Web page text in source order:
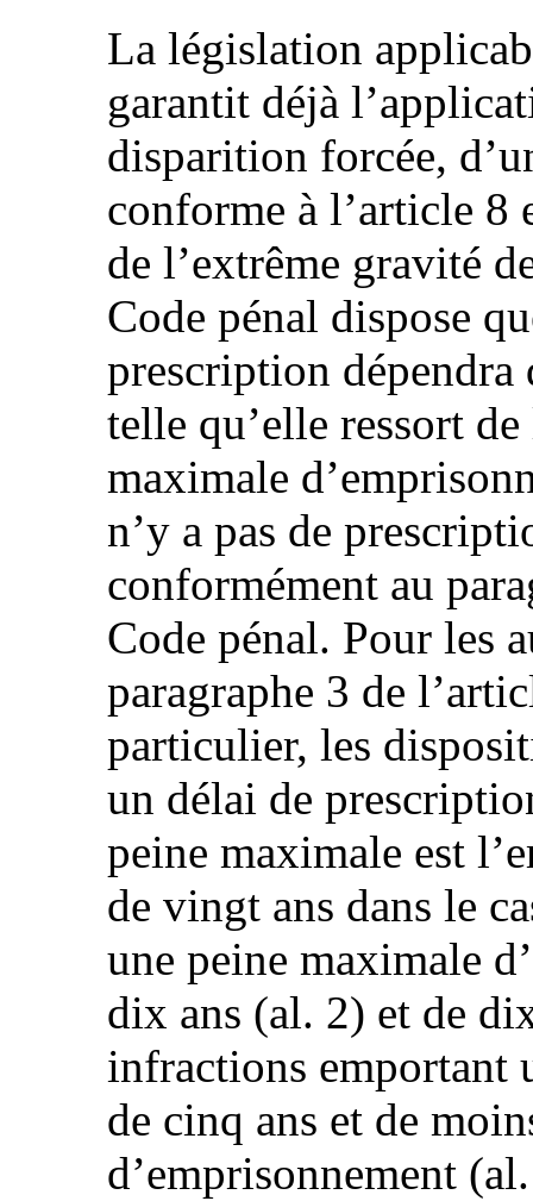
La législation
garantit déjà
disparition forcée,
conforme à l’article 8
de l’extrême gravité
Code pénal dispose
prescription
telle qu’elle ressort
maximale
n’y a pas de
conformément au
Code pénal. Pour les
paragraphe 3 de
particulier, les
un délai de
peine maximale est
de vingt ans dans le
une peine maximale
dix ans (al. 2) et de
infractions emportant
de cinq ans et de
d’emprisonnement